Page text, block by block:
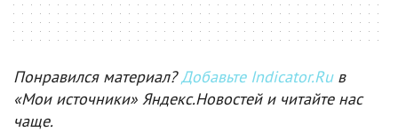
Понравился материал?Добавьте Indicator.Ruв
«Мои источники» Яндекс.Новостей и читайте нас
чаще.